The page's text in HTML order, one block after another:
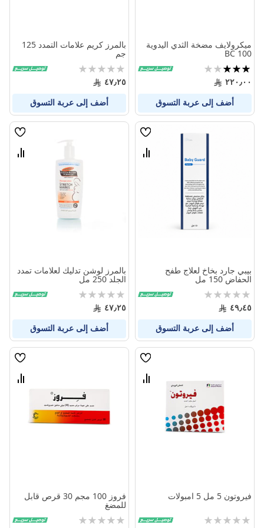
ميكرولايف مضخة الثدي اليدوية
BC 100
تقييم:
٢٢٠٫٠٠
أضف إلى عربة التسوق
بالمرز كريم علامات التمدد 125
جم
Rating:
0%
٤٧٫٢٥
أضف إلى عربة التسوق
قائمة
قارن
بيبي جارد بخاخ لعلاج طفح
الحفاض 150 مل
Rating:
0%
٤٩٫٤٥
أضف إلى عربة التسوق
قائمة
قارن
بالمرز لوشن تدليك لعلامات تمدد
الجلد 250 مل
Rating:
0%
٤٧٫٢٥
أضف إلى عربة التسوق
قائمة
قارن
فيروتون 5 مل 5 امبولات
Rating:
قائمة
قارن
فروز 100 مجم 30 قرص قابل
للمضغ
Rating: